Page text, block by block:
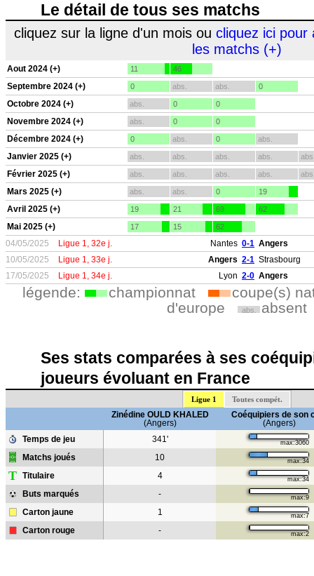
Le détail de tous ses matchs
cliquez sur la ligne d'un mois ou cliquez ici pour
les matchs (+)
Aout 2024 (+) 11 46
Septembre 2024 (+) 0 abs. abs. 0
Octobre 2024 (+) abs. 0 0
Novembre 2024 (+) abs. 0 0
Décembre 2024 (+) 0 abs. 0 abs.
Janvier 2025 (+) abs. abs. abs. abs.
Février 2025 (+) abs. abs. abs. abs.
Mars 2025 (+) abs. abs. 0 19
Avril 2025 (+) 19 21 69 62
Mai 2025 (+) 17 15 62
04/05/2025 Ligue 1, 32e j. Nantes 0-1 Angers
10/05/2025
Ligue 1, 33e j. Angers 2-1 Strasbourg
17/05/2025
Ligue 1, 34e j. Lyon 2-0 Angers
légende: championnat
coupe(s)
d'europe
abs. absent
Ses stats comparées à ses
joueurs évoluant en France
Ligue 1 Toutes compét.
Zinédine OULD KHALED
(Angers)
Coéquipiers de son
(Angers)
Temps de jeu
341' max:3060
Matchs joués 10 max:34
T Titulaire 4 max:34
Buts marqués - max:9
Carton jaune 1 max:7
Carton rouge - max:2